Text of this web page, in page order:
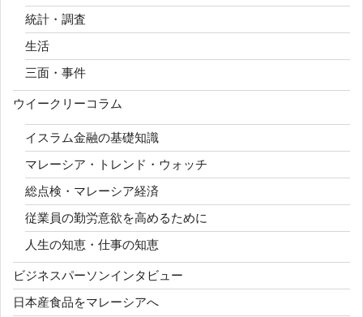
統計・調査
生活
三面・事件
ウイークリーコラム
イスラム金融の基礎知識
マレーシア・トレンド・ウォッチ
総点検・マレーシア経済
従業員の勤労意欲を高めるために
人生の知恵・仕事の知恵
ビジネスパーソンインタビュー
日本産食品をマレーシアへ